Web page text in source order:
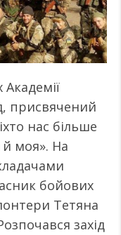
присвячений
нас більше
моя». На
бойових
Тетяна
захід